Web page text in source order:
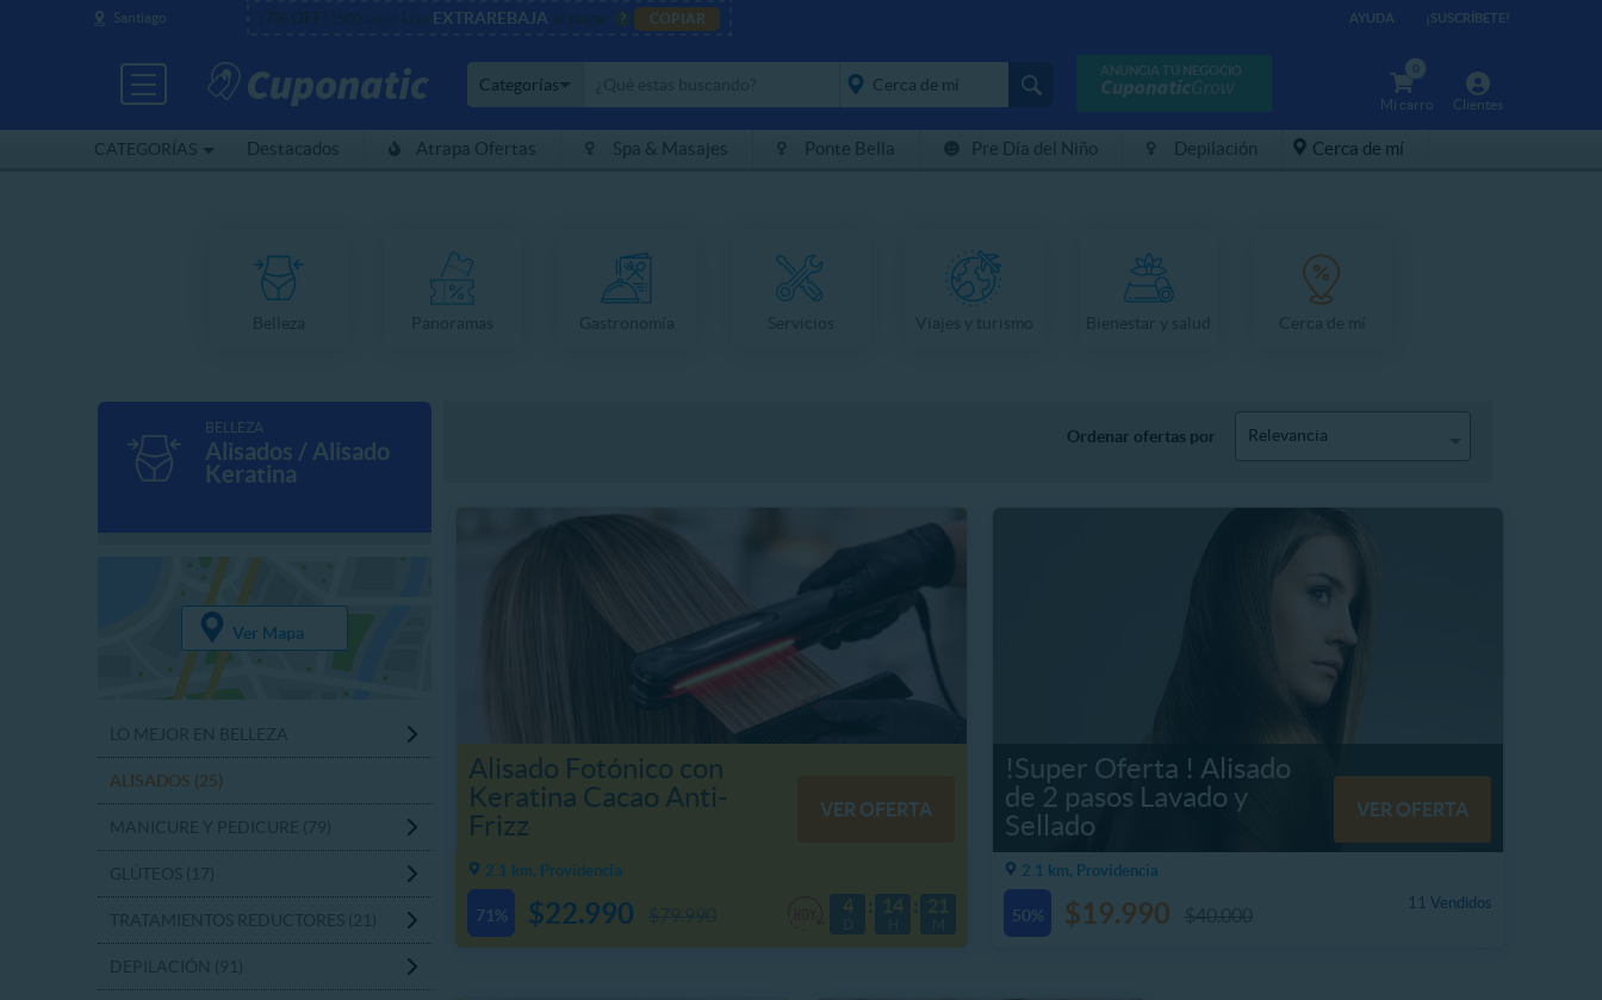
Santiago ¡7% OFF! (500 usos) Usa EXTRAREBAJA al pagar COPIAR AYUDA ¡SUSCRÍBETE!
CATEGORÍAS
ANUNCIA TU NEGOCIO
Clientes
Categorías
0
Mi carro
Destacados Atrapa Ofertas Spa & Masajes Ponte Bella Pre Día del Niño Depilación Cerca de mí
BELLEZA
Alisados / Alisado
Keratina
Ver Mapa
ALISADOS (25)
Ordenar ofertas por Relevancia
Alisado Fotónico con
Keratina Cacao Anti-
Frizz
VER OFERTA
2.1 km, Providencia
71% 4 14 21
$22.990
!Super Oferta ! Alisado
de 2 pasos Lavado y
Sellado
VER OFERTA
2.1 km, Providencia
50%
11 Vendidos
$19.990